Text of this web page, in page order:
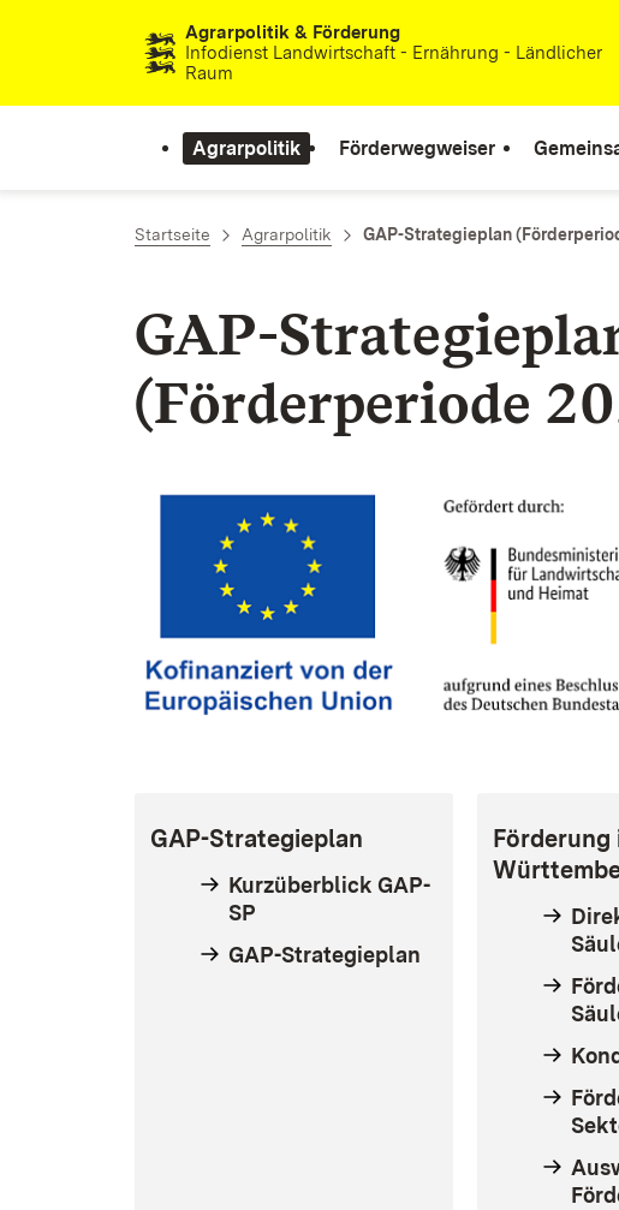
Zum Inhalt springenAgrarpolitik & Förderung
Infodienst Landwirtschaft - Ernährung - Ländlicher
Raum
Agrarpolitik Förderwegweiser
Startseite Agrarpolitik GAP-Strategieplan
GAP-
(Förderperiode
GAP-Strategieplan
Kurzüberblick GAP-
SP
GAP-Strategieplan
Förderung